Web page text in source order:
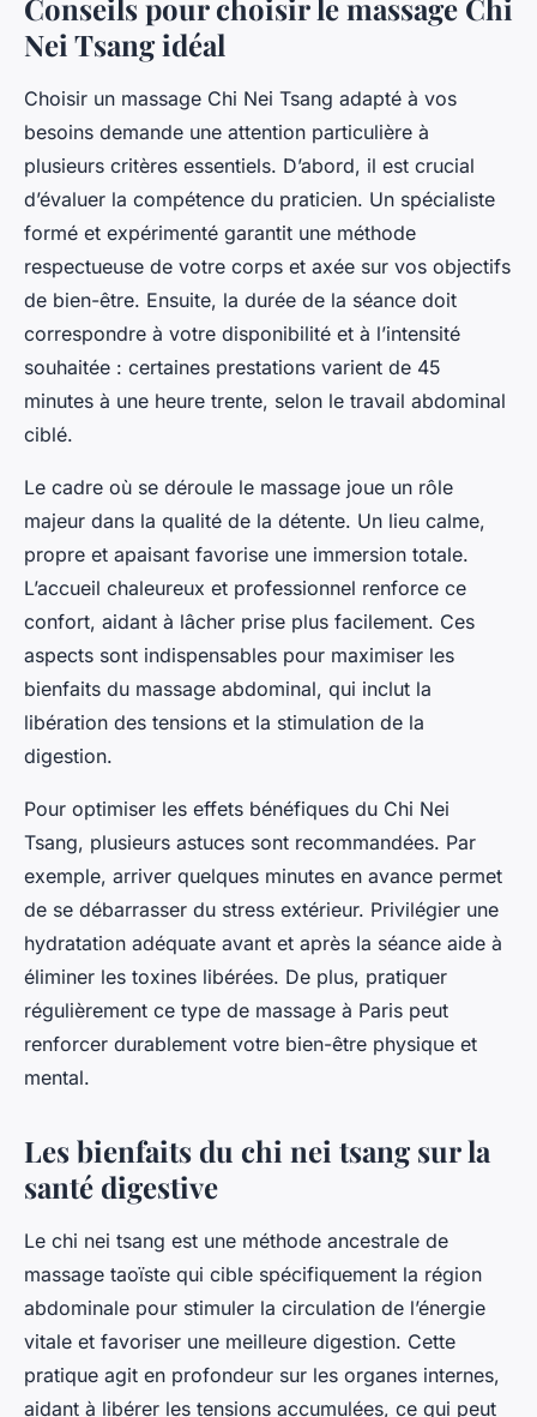
Conseils pour choisir le massage Chi
Nei Tsang idéal
Choisir un massage Chi Nei Tsang adapté à vos
besoins demande une attention particulière à
plusieurs critères essentiels. D’abord, il est crucial
d’évaluer la compétence du praticien. Un spécialiste
formé et expérimenté garantit une méthode
respectueuse de votre corps et axée sur vos objectifs
de bien-être. Ensuite, la durée de la séance doit
correspondre à votre disponibilité et à l’intensité
souhaitée : certaines prestations varient de 45
minutes à une heure trente, selon le travail abdominal
ciblé.
Le cadre où se déroule le massage joue un rôle
majeur dans la qualité de la détente. Un lieu calme,
propre et apaisant favorise une immersion totale.
L’accueil chaleureux et professionnel renforce ce
confort, aidant à lâcher prise plus facilement. Ces
aspects sont indispensables pour maximiser les
bienfaits du massage abdominal, qui inclut la
libération des tensions et la stimulation de la
digestion.
Pour optimiser les effets bénéfiques du Chi Nei
Tsang, plusieurs astuces sont recommandées. Par
exemple, arriver quelques minutes en avance permet
de se débarrasser du stress extérieur. Privilégier une
hydratation adéquate avant et après la séance aide à
éliminer les toxines libérées. De plus, pratiquer
régulièrement ce type de massage à Paris peut
renforcer durablement votre bien-être physique et
mental.
Les bienfaits du chi nei tsang sur la
santé digestive
Le chi nei tsang est une méthode ancestrale de
massage taoïste qui cible spécifiquement la région
abdominale pour stimuler la circulation de l’énergie
vitale et favoriser une meilleure digestion. Cette
pratique agit en profondeur sur les organes internes,
aidant à libérer les tensions accumulées, ce qui peut